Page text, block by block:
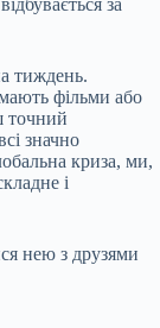
тиждень.
фільми або
точний
значно
криза, ми,
і
нею з друзями